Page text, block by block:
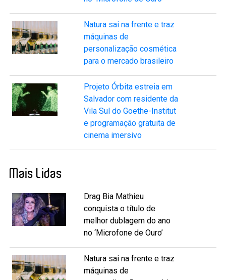
Natura sai na frente e traz
máquinas de
personalização cosmética
para o mercado brasileiro
Projeto Órbita estreia em
Salvador com residente da
Vila Sul do Goethe-Institut
e programação gratuita de
cinema imersivo
Mais Lidas
Drag Bia Mathieu
conquista o título de
melhor dublagem do ano
no ‘Microfone de Ouro’
Natura sai na frente e traz
máquinas de